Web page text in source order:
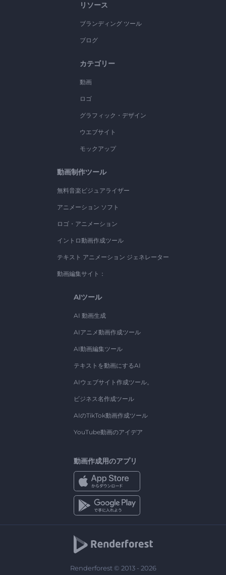
リソース
ブランディング ツール
ブログ
カテゴリー
動画
ロゴ
グラフィック・デザイン
ウエブサイト
モックアップ
動画制作ツール
無料音楽ビジュアライザー
アニメーション ソフト
ロゴ・アニメーション
イントロ動画作成ツール
テキスト アニメーション ジェネレーター
動画編集サイト：
AIツール
AI 動画生成
AIアニメ動画作成ツール
AI動画編集ツール
テキストを動画にするAI
AIウェブサイト作成ツール。
ビジネス名作成ツール
AIのTikTok動画作成ツール
YouTube動画のアイデア
動画作成用のアプリ
Renderforest © 2013 - 2026